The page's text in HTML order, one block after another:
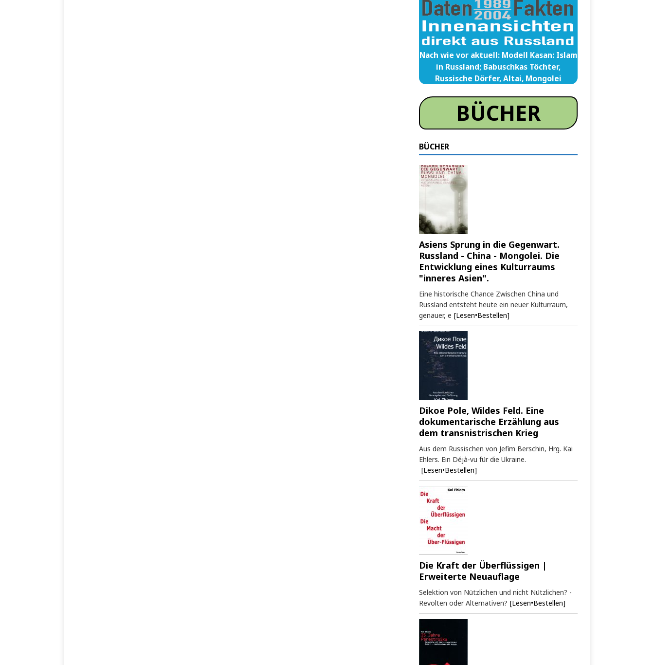
Nach wie vor aktuell: Modell Kasan: Islam
in Russland; Babuschkas Töchter,
Russische Dörfer, Altai, Mongolei
BÜCHER
BÜCHER
Asiens Sprung in die Gegenwart.
Russland - China - Mongolei. Die
Entwicklung eines Kulturraums
"inneres Asien".
Eine historische Chance Zwischen China und
Russland entsteht heute ein neuer Kulturraum,
genauer, e [Lesen•Bestellen]
Dikoe Pole, Wildes Feld. Eine
dokumentarische Erzählung aus
dem transnistrischen Krieg
Aus dem Russischen von Jefim Berschin, Hrg. Kai
Ehlers. Ein Déjà-vu für die Ukraine.
[Lesen•Bestellen]
Die Kraft der Überflüssigen |
Erweiterte Neuauflage
Selektion von Nützlichen und nicht Nützlichen? -
Revolten oder Alternativen? [Lesen•Bestellen]